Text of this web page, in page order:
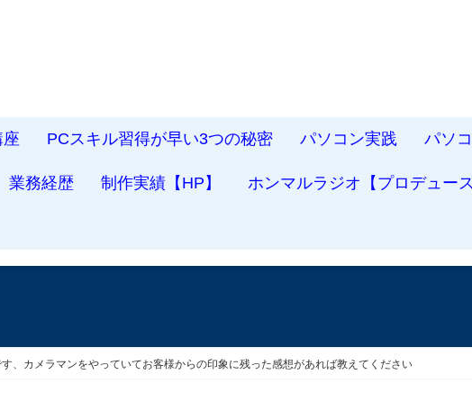
PCスキル習得が早い3つの秘密 パソコン実践 パソ
業務経歴 制作実績【HP】 ホンマルラジオ【プロデュース
す、カメラマンをやっていてお客様からの印象に残った感想があれば教えてください